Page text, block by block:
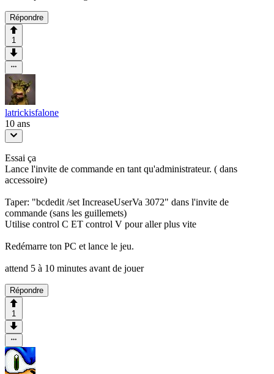
Répondre
1
latrickisfalone
10 ans
Essai ça
Lance l'invite de commande en tant qu'administrateur. ( dans
accessoire)
Taper: "bcdedit /set IncreaseUserVa 3072" dans l'invite de
commande (sans les guillemets)
Utilise control C ET control V pour aller plus vite
Redémarre ton PC et lance le jeu.
attend 5 à 10 minutes avant de jouer
Répondre
1